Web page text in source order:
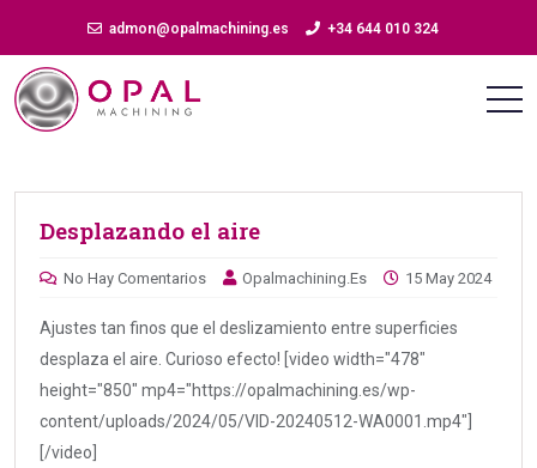
admon@opalmachining.es +34 644 010 324
Desplazando el aire
No Hay Comentarios Opalmachining.es 15 May 2024
Ajustes tan finos que el deslizamiento entre superficies
desplaza el aire. Curioso efecto! [video width="478"
height="850" mp4="https://opalmachining.es/wp-
content/uploads/2024/05/VID-20240512-WA0001.mp4"]
[/video]